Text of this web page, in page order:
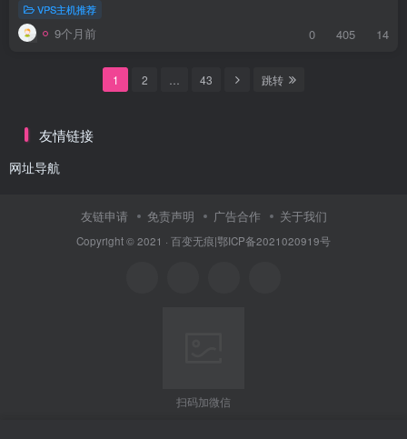
VPS主机推荐
9个月前 0 405 14
1 2 43 跳转
友情链接
网址导航
友链申请 免责声明 广告合作 关于我们
Copyright © 2021 · 百变无痕|鄂ICP备2021020919号
扫码加微信